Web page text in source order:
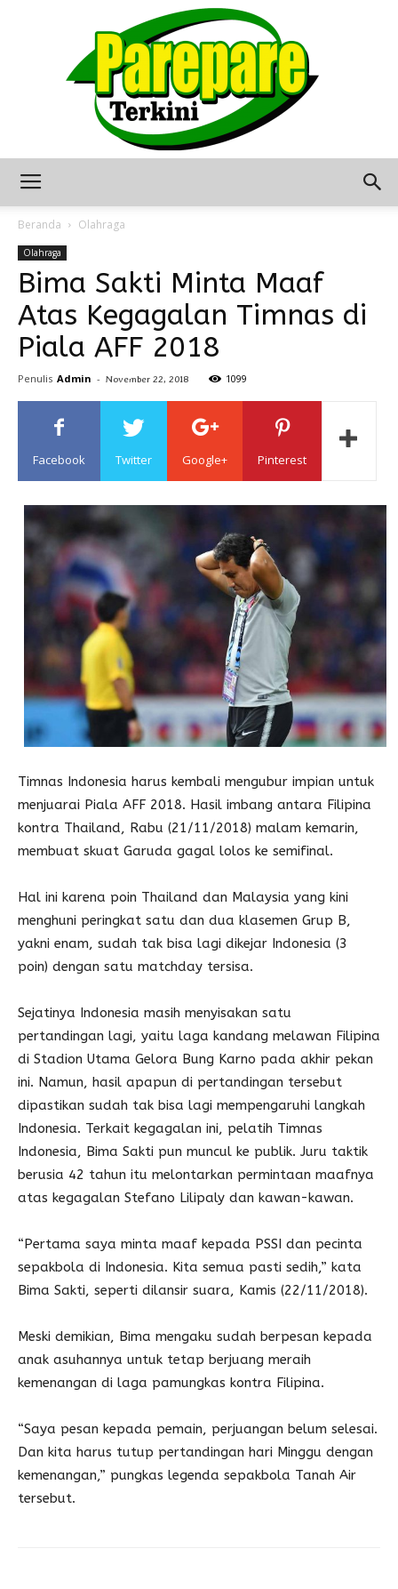
Terkini
Seputar
Sulawesi
Beranda Olahraga
Olahraga
Bima Sakti Minta Maaf
Atas Kegagalan Timnas di
Piala AFF 2018
Penulis Admin - November 22, 2018 1099
Facebook Twitter Google+ Pinterest
Timnas Indonesia harus kembali mengubur impian untuk
menjuarai Piala AFF 2018. Hasil imbang antara Filipina
kontra Thailand, Rabu (21/11/2018) malam kemarin,
membuat skuat Garuda gagal lolos ke semifinal.
Hal ini karena poin Thailand dan Malaysia yang kini
menghuni peringkat satu dan dua klasemen Grup B,
yakni enam, sudah tak bisa lagi dikejar Indonesia (3
poin) dengan satu matchday tersisa.
Sejatinya Indonesia masih menyisakan satu
pertandingan lagi, yaitu laga kandang melawan Filipina
di Stadion Utama Gelora Bung Karno pada akhir pekan
ini. Namun, hasil apapun di pertandingan tersebut
dipastikan sudah tak bisa lagi mempengaruhi langkah
Indonesia. Terkait kegagalan ini, pelatih Timnas
Indonesia, Bima Sakti pun muncul ke publik. Juru taktik
berusia 42 tahun itu melontarkan permintaan maafnya
atas kegagalan Stefano Lilipaly dan kawan-kawan.
“Pertama saya minta maaf kepada PSSI dan pecinta
sepakbola di Indonesia. Kita semua pasti sedih,” kata
Bima Sakti, seperti dilansir suara, Kamis (22/11/2018).
Meski demikian, Bima mengaku sudah berpesan kepada
anak asuhannya untuk tetap berjuang meraih
kemenangan di laga pamungkas kontra Filipina.
“Saya pesan kepada pemain, perjuangan belum selesai.
Dan kita harus tutup pertandingan hari Minggu dengan
kemenangan,” pungkas legenda sepakbola Tanah Air
tersebut.